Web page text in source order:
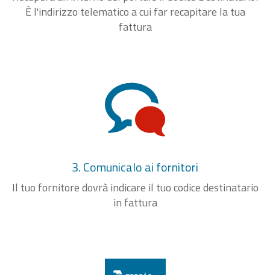
È l'indirizzo telematico a cui far recapitare la tua
fattura
3. Comunicalo ai fornitori
Il tuo fornitore dovrà indicare il tuo codice destinatario
in fattura